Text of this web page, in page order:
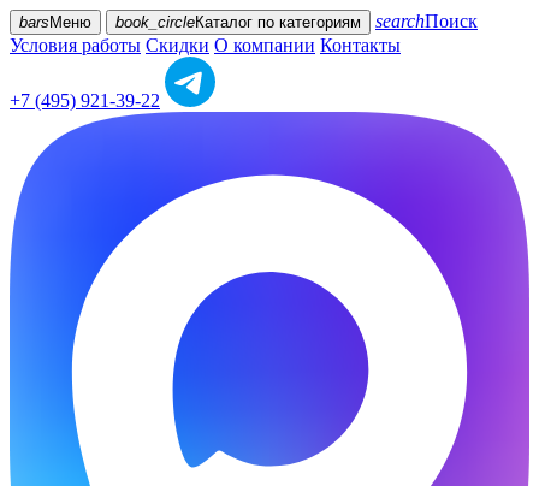
bars Меню book_circleКаталог по категориям searchПоиск
Условия работы Скидки О компании Контакты
+7 (495) 921-39-22